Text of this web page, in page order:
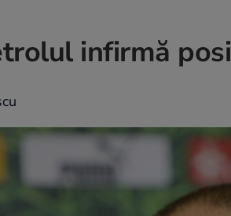
infirmă